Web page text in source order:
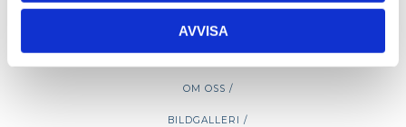
AVVISA
OM OSS /
BILDGALLERI /